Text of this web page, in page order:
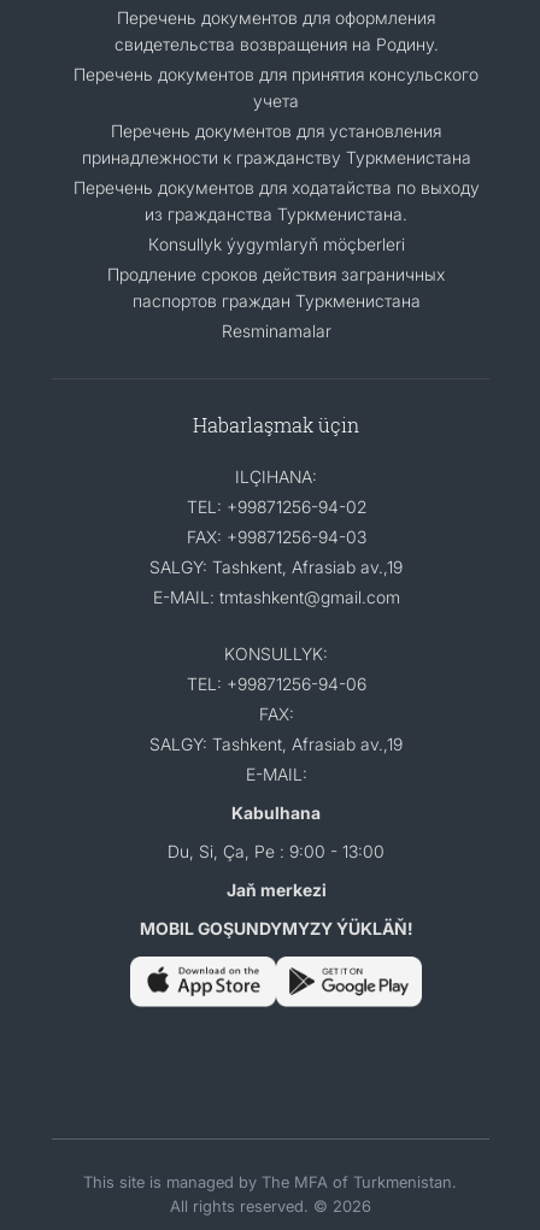
Перечень документов для оформления
свидетельства возвращения на Родину.
Перечень документов для принятия консульского
учета
Перечень документов для установления
принадлежности к гражданству Туркменистана
Перечень документов для ходатайства по выходу
из гражданства Туркменистана.
Кonsullyk ýygymlaryň möçberleri
Продление сроков действия заграничных
паспортов граждан Туркменистана
Resminamalar
Habarlaşmak üçin
ILÇIHANA:
TEL: +99871256-94-02
FAX: +99871256-94-03
SALGY: Tashkent, Afrasiab av.,19
E-MAIL: tmtashkent@gmail.com
KONSULLYK:
TEL: +99871256-94-06
FAX:
SALGY: Tashkent, Afrasiab av.,19
E-MAIL:
Kabulhana
Du, Si, Ça, Pe : 9:00 - 13:00
Jaň merkezi
MOBIL GOŞUNDYMYZY ÝÜKLÄŇ!
This site is managed by The MFA of Turkmenistan.
All rights reserved. © 2026